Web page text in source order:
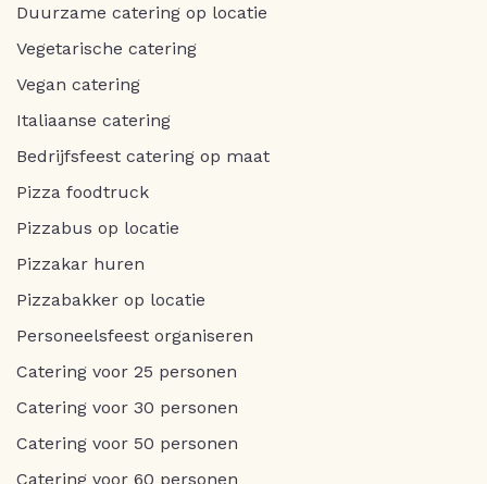
Duurzame catering op locatie
Vegetarische catering
Vegan catering
Italiaanse catering
Bedrijfsfeest catering op maat
Pizza foodtruck
Pizzabus op locatie
Pizzakar huren
Pizzabakker op locatie
Personeelsfeest organiseren
Catering voor 25 personen
Catering voor 30 personen
Catering voor 50 personen
Catering voor 60 personen